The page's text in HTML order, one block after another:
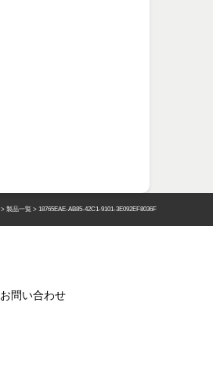
> 製品一覧 > 18765EAE-AB85-42C1-9101-3E092EF8036F
お問い合わせ